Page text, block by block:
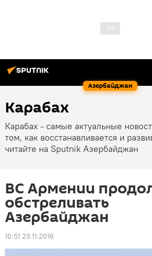
Азербайджан
Карабах
Карабах - самые актуальные
том, как восстанавливается и
читайте на Sputnik Азербайджан
ВС Армении
обстреливать
Азербайджан
10:51 23.11.2016